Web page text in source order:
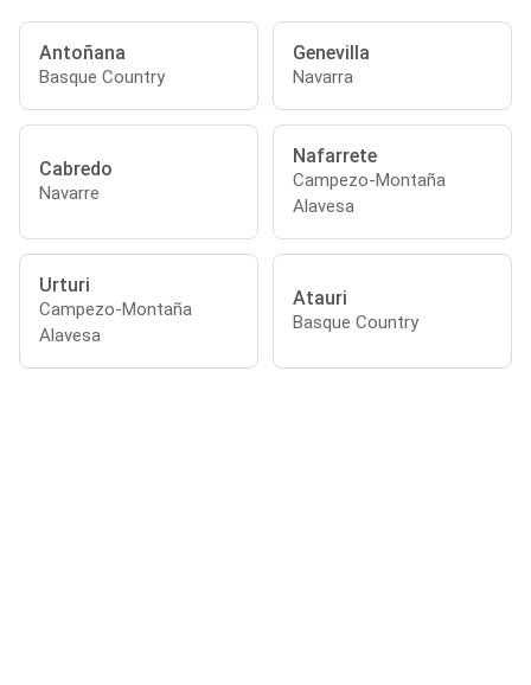
Antoñana
Basque Country
Genevilla
Navarra
Cabredo
Navarre
Nafarrete
Campezo-Montaña
Alavesa
Urturi
Campezo-Montaña
Alavesa
Atauri
Basque Country